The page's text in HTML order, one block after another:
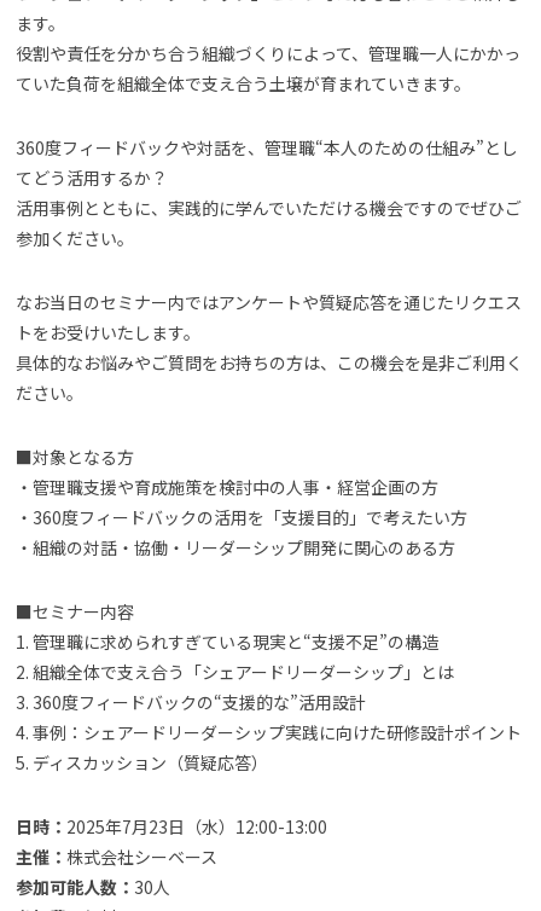
ます。
役割や責任を分かち合う組織づくりによって、管理職一人にかかっ
ていた負荷を組織全体で支え合う土壌が育まれていきます。
360度フィードバックや対話を、管理職“本人のための仕組み”とし
てどう活用するか？
活用事例とともに、実践的に学んでいただける機会ですのでぜひご
参加ください。
なお当日のセミナー内ではアンケートや質疑応答を通じたリクエス
トをお受けいたします。
具体的なお悩みやご質問をお持ちの方は、この機会を是非ご利用く
ださい。
■対象となる方
・管理職支援や育成施策を検討中の人事・経営企画の方
・360度フィードバックの活用を「支援目的」で考えたい方
・組織の対話・協働・リーダーシップ開発に関心のある方
■セミナー内容
1. 管理職に求められすぎている現実と“支援不足”の構造
2. 組織全体で支え合う「シェアードリーダーシップ」とは
3. 360度フィードバックの“支援的な”活用設計
4. 事例：シェアードリーダーシップ実践に向けた研修設計ポイント
5. ディスカッション（質疑応答）
日時： 2025年7月23日（水）12:00-13:00
主催： 株式会社シーベース
参加可能人数： 30人